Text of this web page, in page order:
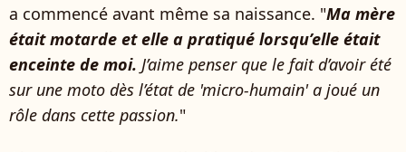
a commencé avant même sa naissance. "Ma mère
était motarde et elle a pratiqué lorsqu’elle était
enceinte de moi. J’aime penser que le fait d’avoir été
sur une moto dès l’état de 'micro-humain' a joué un
rôle dans cette passion."